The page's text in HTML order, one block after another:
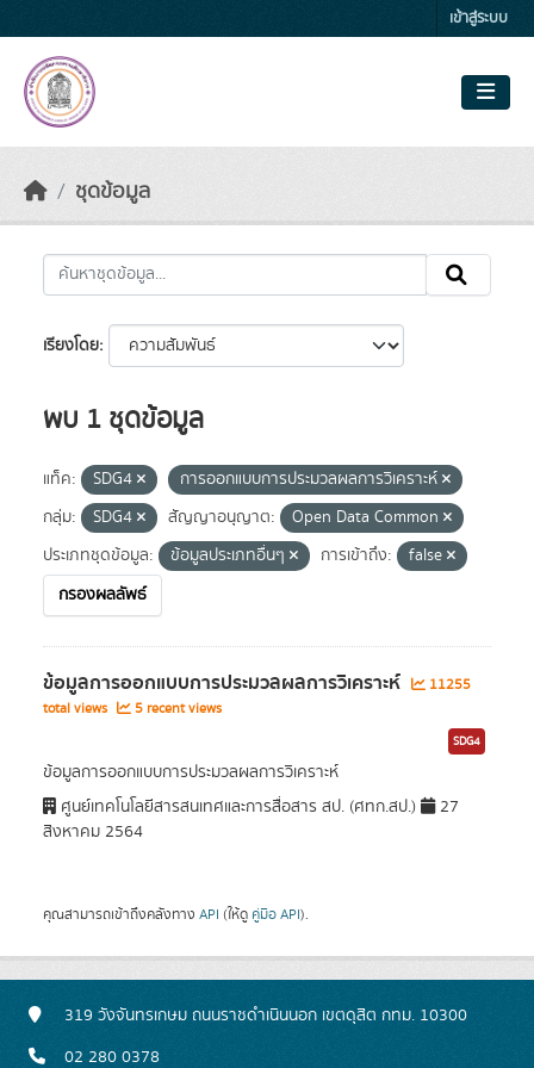
เข้าสู่ระบบ
ชุดข้อมูล
เรียงโดย
พบ 1 ชุดข้อมูล
แท็ค: SDG4
การออกแบบการประมวลผลการวิเคราะห์
กลุ่ม:
SDG4 สัญญาอนุญาต:
Open Data Common
ประเภทชุดข้อมูล:
ข้อมูลประเภทอื่นๆ การเข้าถึง:
false
กรองผลลัพธ์
ข้อมูลการออกแบบการประมวลผลการวิเคราะห์
11255
total views
5 recent views
SDG4
ข้อมูลการออกแบบการประมวลผลการวิเคราะห์
ศูนย์เทคโนโลยีสารสนเทศและการสื่อสาร สป. (ศทก.สป.)
27
สิงหาคม 2564
คุณสามารถเข้าถึงคลังทาง API (ให้ดู คู่มือ API).
319 วังจันทรเกษม ถนนราชดำเนินนอก เขตดุสิต กทม. 10300
02 280 0378